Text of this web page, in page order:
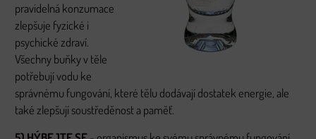
pravidelná konzumace
zlepšuje fyzické i
psychické zdraví.
Všechny buňky v těle
potřebují vodu ke
správnému fungování, které tělu dodávají dostatek energie, ale
také zlepšují soustředěnost a paměť.